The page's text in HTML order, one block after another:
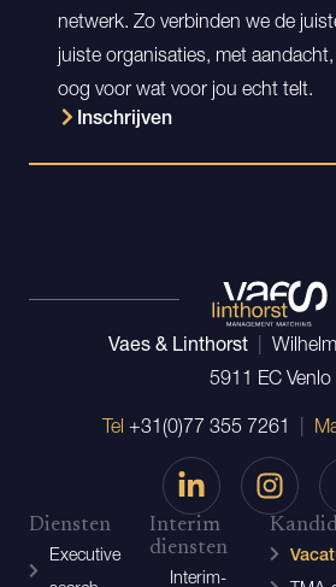
netwerk. Zo verbinden we de
juiste organisaties, met
oog voor wat voor jou echt telt.
Inschrijven
Vaes & Linthorst
5911 EC Venlo
Tel +31(0)77 355 7261
Diensten
Executive
Interim
diensten
Interim-